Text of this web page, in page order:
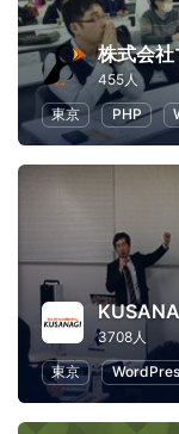
455人
東京
PHP
3708人
東京